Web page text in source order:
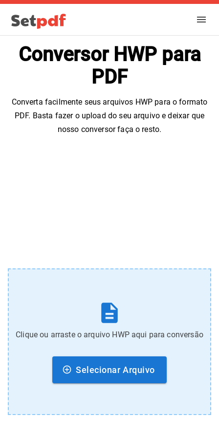
Conversor HWP para
PDF
Converta facilmente seus arquivos HWP para o formato
PDF. Basta fazer o upload do seu arquivo e deixar que
nosso conversor faça o resto.
Clique ou arraste o arquivo HWP aqui para conversão
Selecionar Arquivo